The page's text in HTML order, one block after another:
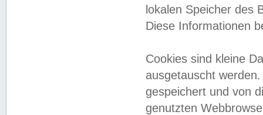
lokalen Speicher des
Diese Informationen
Cookies sind kleine
ausgetauscht
gespeichert und von
genutzten